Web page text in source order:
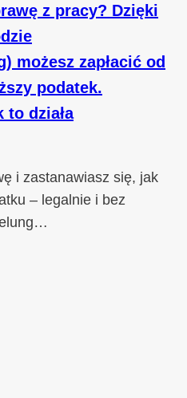
z pracy? Dzięki
możesz zapłacić od
podatek.
to działa
i zastanawiasz się, jak
– legalnie i bez